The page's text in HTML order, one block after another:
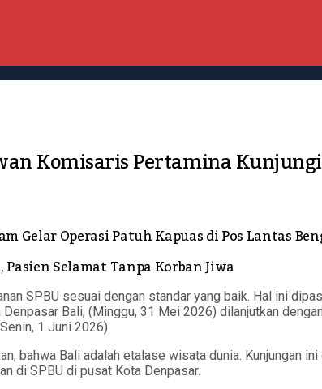
Komisaris Pertamina
Gelar Operasi Patuh Kapuas di Pos Lantas
Selamat Tanpa Korban Jiwa
SPBU sesuai dengan standar yang baik. Hal ini
Bali, (Minggu, 31 Mei 2026) dilanjutkan
1 Juni 2026).
bahwa Bali adalah etalase wisata dunia. Kunjungan
di SPBU di pusat Kota Denpasar.